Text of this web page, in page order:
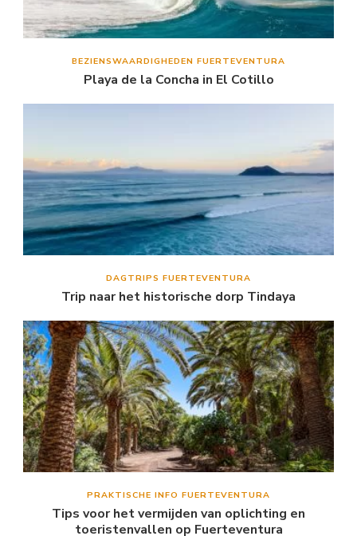
BEZIENSWAARDIGHEDEN FUERTEVENTURA
Playa de la Concha in El Cotillo
DAGTRIPS FUERTEVENTURA
Trip naar het historische dorp Tindaya
PRAKTISCHE INFO FUERTEVENTURA
Tips voor het vermijden van oplichting en
toeristenvallen op Fuerteventura